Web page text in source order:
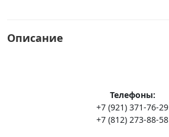
Описание
Телефоны:
+7 (921) 371-76-29
+7 (812) 273-88-58